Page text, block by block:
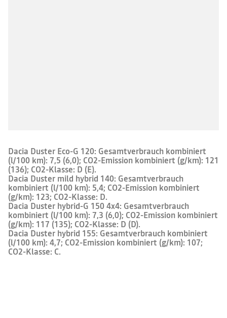
Dacia Duster Eco-G 120: Gesamtverbrauch kombiniert
(l/100 km): 7,5 (6,0); CO2-Emission kombiniert (g/km): 121
(136); CO2-Klasse: D (E).
Dacia Duster mild hybrid 140: Gesamtverbrauch
kombiniert (l/100 km): 5,4; CO2-Emission kombiniert
(g/km): 123; CO2-Klasse: D.
Dacia Duster hybrid-G 150 4x4: Gesamtverbrauch
kombiniert (l/100 km): 7,3 (6,0); CO2-Emission kombiniert
(g/km): 117 (135); CO2-Klasse: D (D).
Dacia Duster hybrid 155: Gesamtverbrauch kombiniert
(l/100 km): 4,7; CO2-Emission kombiniert (g/km): 107;
CO2-Klasse: C.